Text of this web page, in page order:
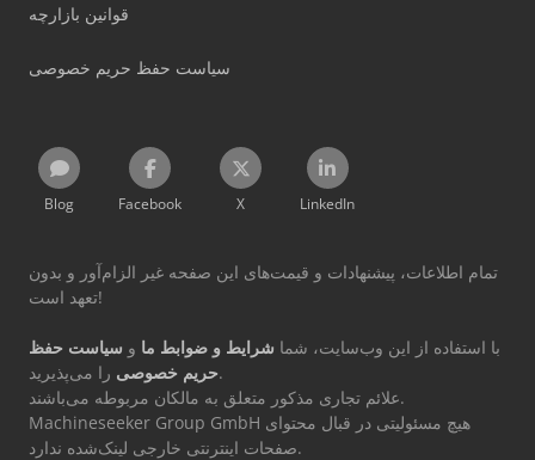
قوانین بازارچه
سیاست حفظ حریم خصوصی
Blog Facebook X LinkedIn
تمام اطلاعات، پیشنهادات و قیمت‌های این صفحه غیر الزام‌آور و بدون
تعهد است!
با استفاده از این وب‌سایت، شما شرایط و ضوابط ما و سیاست حفظ
حریم خصوصیرا می‌پذیرید.
علائم تجاری مذکور متعلق به مالکان مربوطه می‌باشند.
Machineseeker Group GmbH هیچ مسئولیتی در قبال محتوای
صفحات اینترنتی خارجی لینک‌شده ندارد.